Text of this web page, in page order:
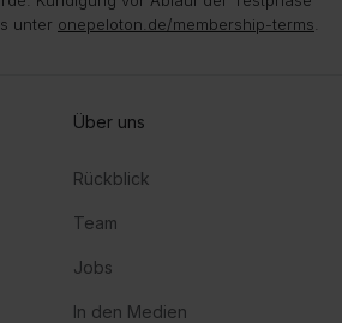
unter onepeloton.de/membership-terms
Über uns
Rückblick
Team
Jobs
In den Medien